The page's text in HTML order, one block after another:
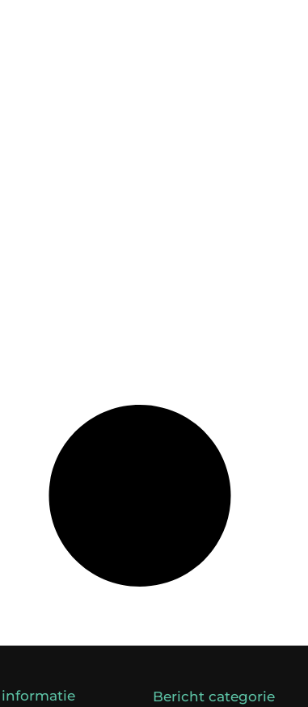
informatie Bericht categorie